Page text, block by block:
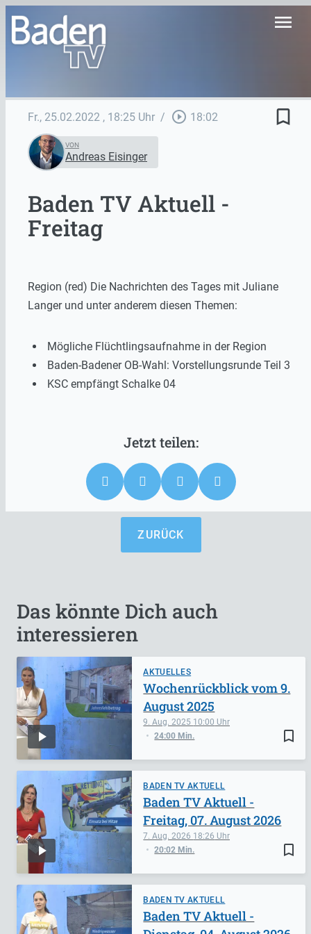
menu
Fr., 25.02.2022 , 18:25 Uhr / play_circle_outline 18:02 bookmark_border
VON
Andreas Eisinger
Baden TV Aktuell -
Freitag
Region (red) Die Nachrichten des Tages mit Juliane
Langer und unter anderem diesen Themen:
Mögliche Flüchtlingsaufnahme in der Region
Baden-Badener OB-Wahl: Vorstellungsrunde Teil 3
KSC empfängt Schalke 04
ZURÜCK
Das könnte Dich auch
interessieren
AKTUELLES
bookmark_border
9. Aug. 2025 10:00
24:00 Min.
Wochenrückblick vom 9.
August 2025
BADEN TV AKTUELL
bookmark_border
7. Aug. 2026 18:26
20:02 Min.
Baden TV Aktuell -
Freitag, 07. August 2026
BADEN TV AKTUELL
Baden TV Aktuell -